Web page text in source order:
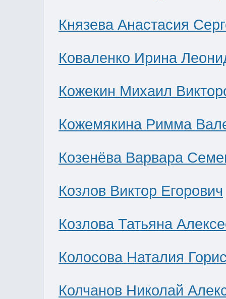
Князева Анастасия
Коваленко Ирина
Кожекин Михаил
Кожемякина Римма
Козенёва Варвара
Козлов Виктор Егорович
Козлова Татьяна
Колосова Наталия
Колчанов Николай